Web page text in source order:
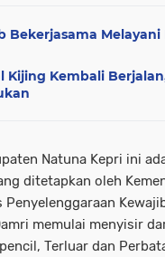
Bekerjasama Melayani
Kijing Kembali
Natuna Kepri ini
ditetapkan oleh
memulai menyisir
Terluar dan